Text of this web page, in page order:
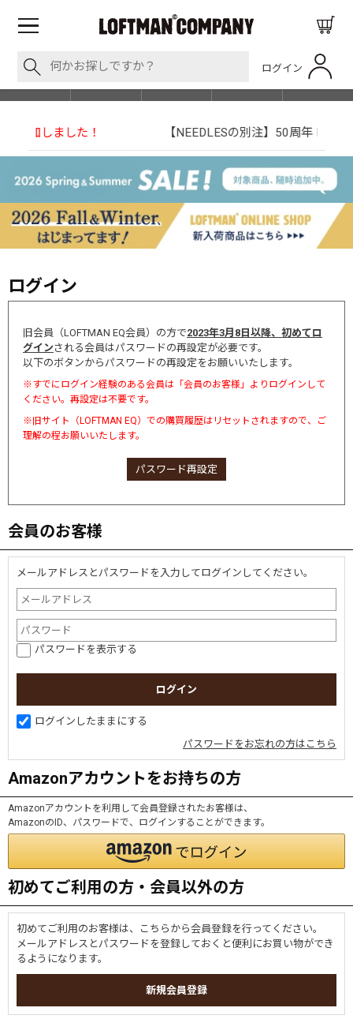
ログイン
SHOP LIST
【NEEDLESの別注】50周年 H.D. Track Pant
ログイン
旧会員（LOFTMAN EQ会員）の方で2023年3月8日以降、初めてロ
グインされる会員はパスワードの再設定が必要です。
以下のボタンからパスワードの再設定をお願いいたします。
※すでにログイン経験のある会員は「会員のお客様」よりログインして
ください。再設定は不要です。
※旧サイト（LOFTMAN EQ）での購買履歴はリセットされますので、ご
理解の程お願いいたします。
パスワード再設定
会員のお客様
メールアドレスとパスワードを入力してログインしてください。
パスワードを表示する
ログインしたままにする
パスワードをお忘れの方はこちら
Amazonアカウントをお持ちの方
Amazonアカウントを利用して会員登録されたお客様は、
AmazonのID、パスワードで、ログインすることができます。
初めてご利用の方・会員以外の方
初めてご利用のお客様は、こちらから会員登録を行ってください。
メールアドレスとパスワードを登録しておくと便利にお買い物ができ
るようになります。